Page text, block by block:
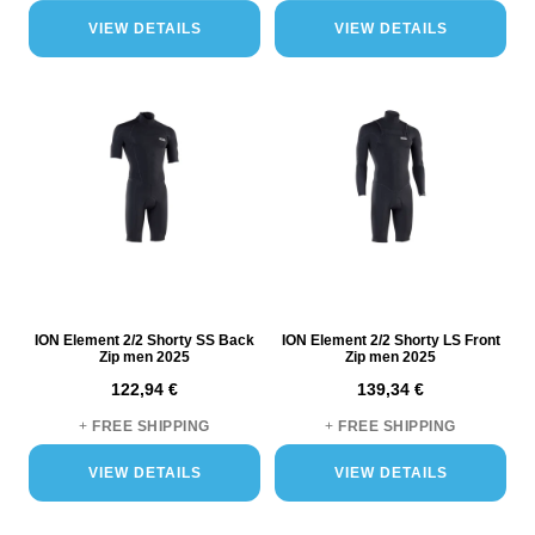
VIEW DETAILS VIEW DETAILS
ION Element 2/2 Shorty SS Back
Zip men 2025
122,94 €
+ FREE SHIPPING
VIEW DETAILS
ION Element 2/2 Shorty LS Front
Zip men 2025
139,34 €
+ FREE SHIPPING
VIEW DETAILS